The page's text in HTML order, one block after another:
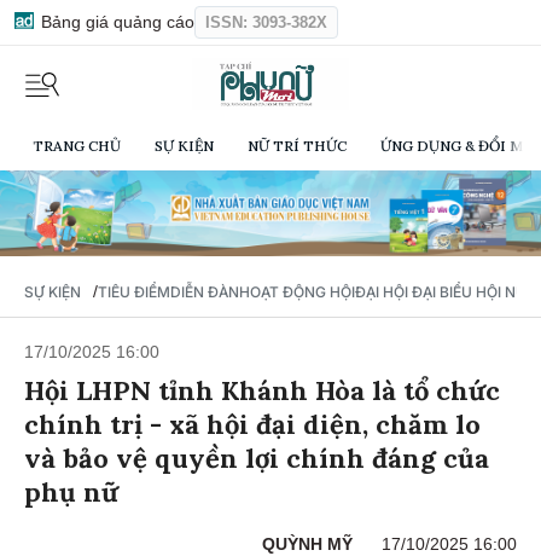
Bảng giá quảng cáo ISSN: 3093-382X
TRANG CHỦ SỰ KIỆN NỮ TRÍ THỨC ỨNG DỤNG & ĐỔI
SỰ KIỆN /TIÊU ĐIỂMDIỄN ĐÀNHOẠT ĐỘNG HỘIĐẠI HỘI ĐẠI BIỂU HỘI NỮ
17/10/2025 16:00
Hội LHPN tỉnh Khánh Hòa là tổ chức
chính trị - xã hội đại diện, chăm lo
và bảo vệ quyền lợi chính đáng của
phụ nữ
QUỲNH MỸ 17/10/2025 16:00